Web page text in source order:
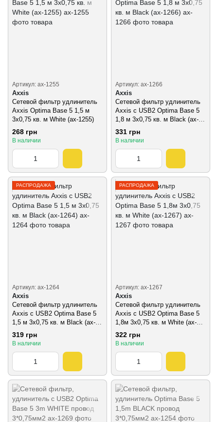
Артикул: ax-1255
Axxis
Сетевой фильтр удлинитель
Axxis Optima Base 5 1,5 м
3х0,75 кв. м White (ax-1255)
268 грн
В наличии
Артикул: ax-1266
Axxis
Сетевой фильтр удлинитель
Axxis с USB2 Optima Base 5
1,8 м 3х0,75 кв. м Black (ax-
1266)
331 грн
В наличии
РАСПРОДАЖА
Артикул: ax-1264
Axxis
Сетевой фильтр удлинитель
Axxis с USB2 Optima Base 5
1,5 м 3х0,75 кв. м Black (ax-
1264)
319 грн
В наличии
РАСПРОДАЖА
Артикул: ax-1267
Axxis
Сетевой фильтр удлинитель
Axxis с USB2 Optima Base 5
1,8м 3х0,75 кв. м White (ax-
1267)
322 грн
В наличии